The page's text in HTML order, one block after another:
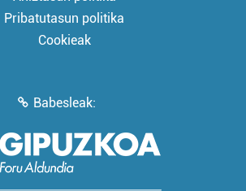
Pribatutasun politika
Cookieak
Babesleak: